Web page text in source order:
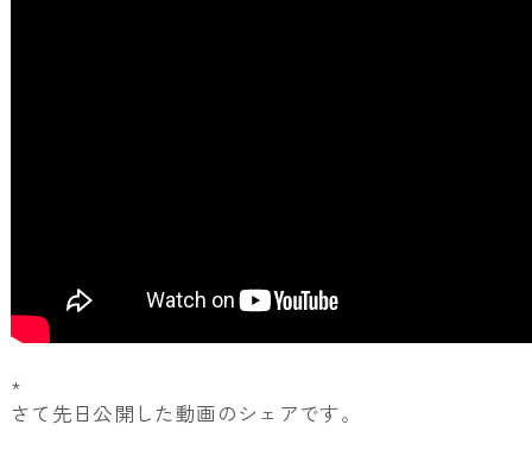
*
さて先日公開した動画のシェアです。